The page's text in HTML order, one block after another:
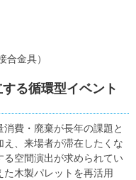
金具）
る循環型イベント
費・廃棄が長年の課題と
、来場者が滞在したくな
る空間演出が求められてい
木製パレットを再活用